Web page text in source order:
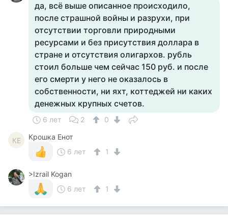
да, всё выше описанное происходило,
после страшной войны и разрухи, при
отсутствии торговли природными
ресурсами и без присутствия доллара в
стране и отсутствия олигархов. рубль
стоил больше чем сейчас 150 руб. и после
его смерти у него не оказалось в
собственности, ни яхт, коттеджей ни каких
денежных крупных счетов.
6 лет 2 0
КЕ
Крошка Енот
6 лет
1
>Izrail Kogan
6 лет
1